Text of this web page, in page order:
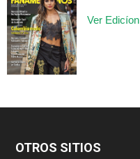
Ver Edicíon
OTROS SITIOS